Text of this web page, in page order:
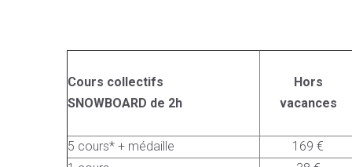
Cours collectifs
SNOWBOARD de 2h
Hors
vacances
5 cours* + médaille
169 €